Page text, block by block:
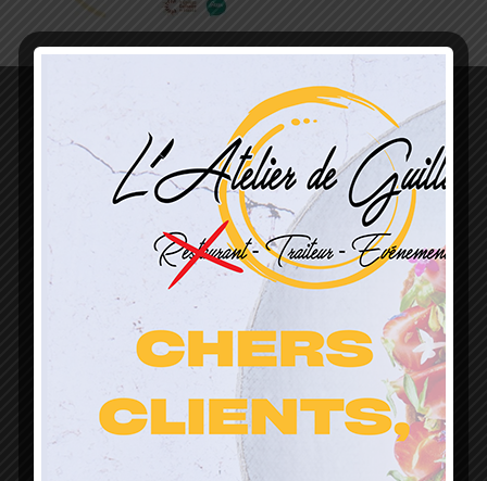
L’Atelier de Guillaume
1 Lieu Dit Sur Les Prés
68160 Sainte Marie Aux Mines
contact@atelierdeguillaume.fr